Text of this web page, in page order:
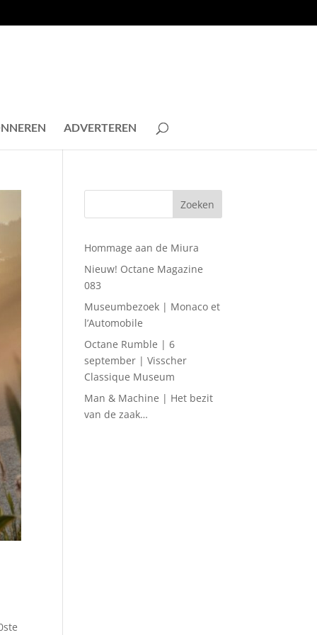
ADVERTEREN
Hommage aan de Miura
Nieuw! Octane Magazine
083
Museumbezoek | Monaco et
l’Automobile
Octane Rumble | 6
september | Visscher
Classique Museum
Man & Machine | Het bezit
van de zaak…